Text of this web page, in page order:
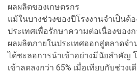
ผลผลิตของเกษตรกร
แม้ในบางช่วงของปีโรงงานจำเป็นต้
ประเทศเพื่อรักษาความต่อเนื่องของ
ผลผลิตภายในประเทศออกสู่ตลาดจ
ได้ชะลอการนำเข้าอย่างมีนัยสำคัญ
เข้าลดลงกว่า 65% เมื่อเทียบกับช่วง